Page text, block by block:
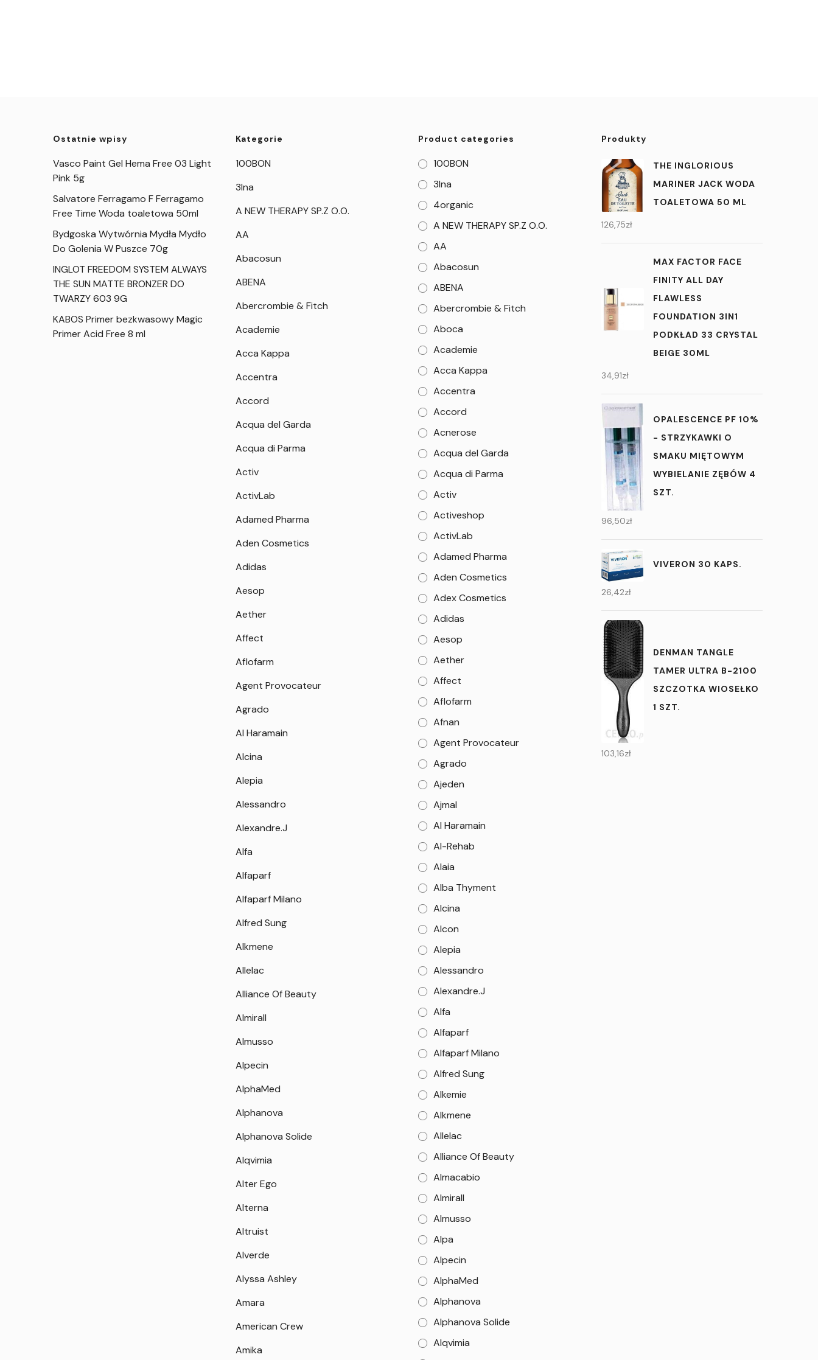
Ostatnie wpisy
Vasco Paint Gel Hema Free 03 Light
Pink 5g
Salvatore Ferragamo F Ferragamo
Free Time Woda toaletowa 50ml
Bydgoska Wytwórnia Mydła Mydło
Do Golenia W Puszce 70g
INGLOT FREEDOM SYSTEM ALWAYS
THE SUN MATTE BRONZER DO
TWARZY 603 9G
KABOS Primer bezkwasowy Magic
Primer Acid Free 8 ml
Kategorie
100BON
3Ina
A NEW THERAPY SP.Z O.O.
AA
Abacosun
ABENA
Abercrombie & Fitch
Academie
Acca Kappa
Accentra
Accord
Acqua del Garda
Acqua di Parma
Activ
ActivLab
Adamed Pharma
Aden Cosmetics
Adidas
Aesop
Aether
Affect
Aflofarm
Agent Provocateur
Agrado
Al Haramain
Alcina
Alepia
Alessandro
Alexandre.J
Alfa
Alfaparf
Alfaparf Milano
Alfred Sung
Alkmene
Allelac
Alliance Of Beauty
Almirall
Almusso
Alpecin
AlphaMed
Alphanova
Alphanova Solide
Alqvimia
Alter Ego
Alterna
Altruist
Alverde
Alyssa Ashley
Amara
American Crew
Amika
Product categories
100BON
3Ina
4organic
A NEW THERAPY SP.Z O.O.
AA
Abacosun
ABENA
Abercrombie & Fitch
Aboca
Academie
Acca Kappa
Accentra
Accord
Acnerose
Acqua del Garda
Acqua di Parma
Activ
Activeshop
ActivLab
Adamed Pharma
Aden Cosmetics
Adex Cosmetics
Adidas
Aesop
Aether
Affect
Aflofarm
Afnan
Agent Provocateur
Agrado
Ajeden
Ajmal
Al Haramain
Al-Rehab
Alaia
Alba Thyment
Alcina
Alcon
Alepia
Alessandro
Alexandre.J
Alfa
Alfaparf
Alfaparf Milano
Alfred Sung
Alkemie
Alkmene
Allelac
Alliance Of Beauty
Almacabio
Almirall
Almusso
Alpa
Alpecin
AlphaMed
Alphanova
Alphanova Solide
Alqvimia
Produkty
THE INGLORIOUS
MARINER JACK WODA
TOALETOWA 50 ML
126,75zł
MAX FACTOR FACE
FINITY ALL DAY
FLAWLESS
FOUNDATION 3IN1
PODKŁAD 33 CRYSTAL
BEIGE 30ML
34,91zł
OPALESCENCE PF 10%
- STRZYKAWKI O
SMAKU MIĘTOWYM
WYBIELANIE ZĘBÓW 4
SZT.
96,50zł
VIVERON 30 KAPS.
26,42zł
DENMAN TANGLE
TAMER ULTRA B-2100
SZCZOTKA WIOSEŁKO
1 SZT.
103,16zł